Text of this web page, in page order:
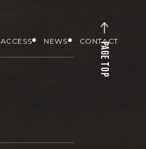
ACCESS NEWS CONTACT
PAGE TOP